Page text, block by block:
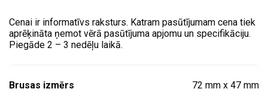
Cenai ir informatīvs raksturs. Katram pasūtījumam cena tiek
aprēķināta ņemot vērā pasūtījuma apjomu un specifikāciju.
Piegāde 2 – 3 nedēļu laikā.
Brusas izmērs 72 mm x 47 mm